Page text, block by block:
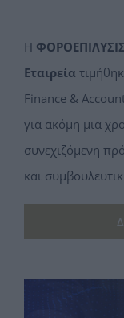
Η
Εταιρεία
Finance &
για ακόμη μια
συνεχιζόμενη
και